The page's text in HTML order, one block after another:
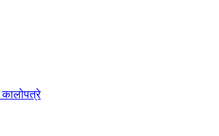
कालोपत्रे